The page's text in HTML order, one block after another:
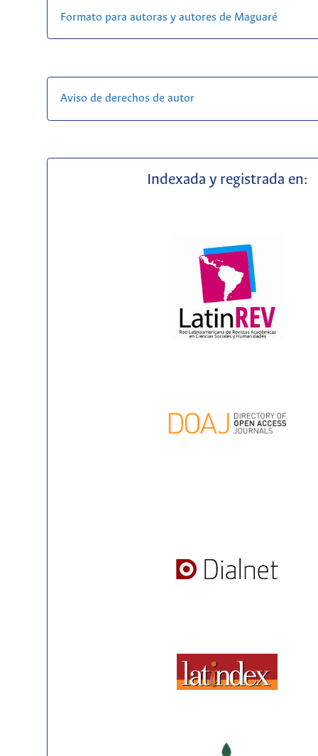
Formato para autoras y autores de Maguaré
Aviso de derechos de autor
Indexada y registrada en: